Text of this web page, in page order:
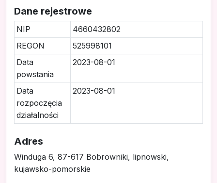
Dane rejestrowe
NIP
4660432802
REGON
525998101
Data
powstania
2023-08-01
Data
rozpoczęcia
działalności
2023-08-01
Adres
Winduga 6, 87-617 Bobrowniki, lipnowski,
kujawsko-pomorskie